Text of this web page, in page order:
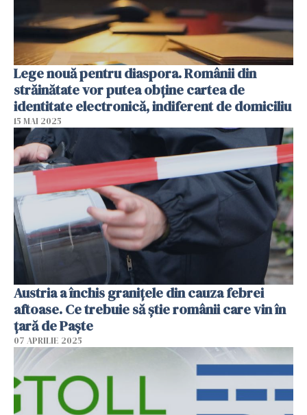
Lege nouă pentru diaspora. Românii din
străinătate vor putea obține cartea de
identitate electronică, indiferent de domiciliu
15 MAI 2025
Austria a închis granițele din cauza febrei
aftoase. Ce trebuie să știe românii care vin în
țară de Paște
07 APRILIE 2025